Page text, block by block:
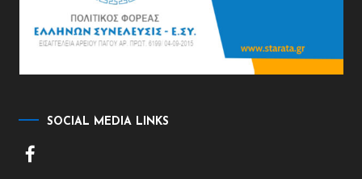
SOCIAL MEDIA LINKS